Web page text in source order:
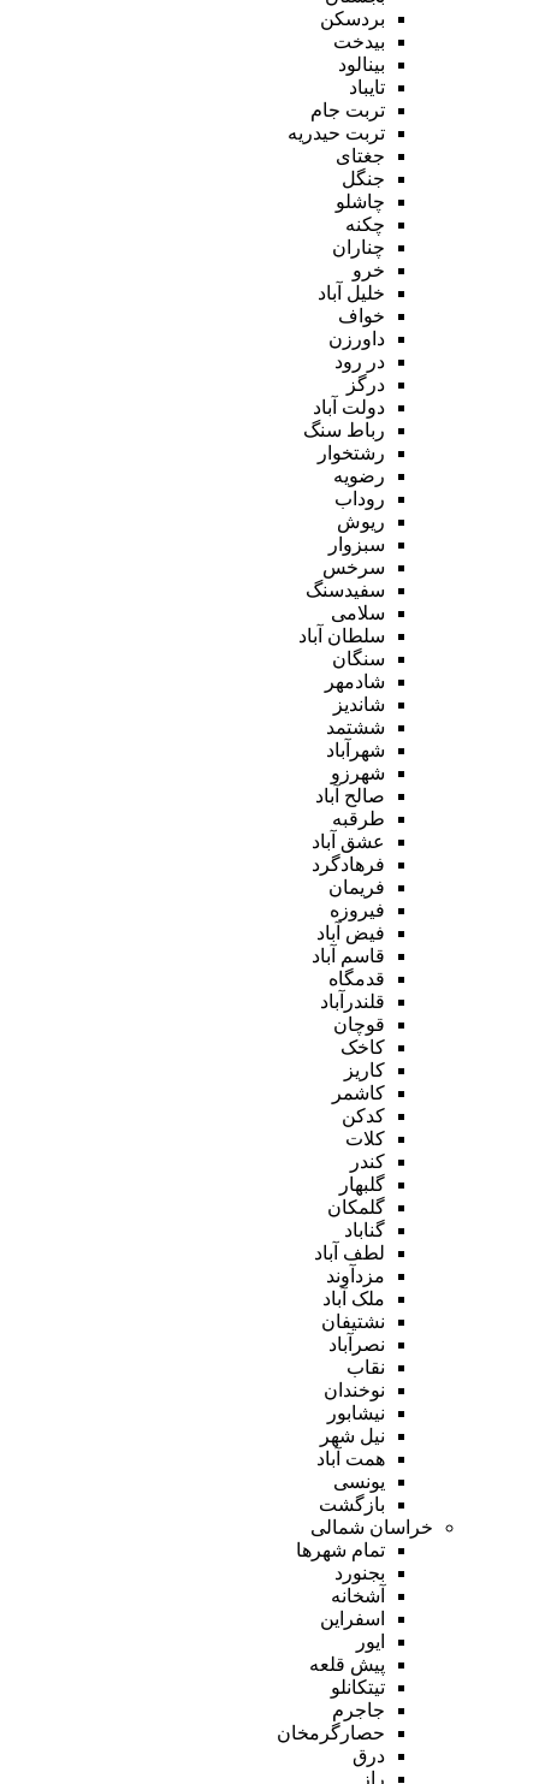
بردسکن
بیدخت
بینالود
تایباد
تربت جام
تربت حیدریه
جغتای
جنگل
چاشلو
چکنه
چناران
خرو
خلیل آباد
خواف
داورزن
در رود
درگز
دولت آباد
رباط سنگ
رشتخوار
رضویه
روداب
ریوش
سبزوار
سرخس
سفیدسنگ
سلامی
سلطان آباد
سنگان
شادمهر
شاندیز
ششتمد
شهرآباد
شهرزو
صالح آباد
طرقبه
عشق آباد
فرهادگرد
فریمان
فیروزه
فیض آباد
قاسم آباد
قدمگاه
قلندرآباد
قوچان
کاخک
کاریز
کاشمر
کدکن
کلات
کندر
گلبهار
گلمکان
گناباد
لطف آباد
مزدآوند
ملک آباد
نشتیفان
نصرآباد
نقاب
نوخندان
نیشابور
نیل شهر
همت آباد
یونسی
بازگشت
خراسان شمالی
تمام شهر‌ها
بجنورد
آشخانه
اسفراین
ایور
پیش قلعه
تیتکانلو
جاجرم
حصارگرمخان
درق
راز